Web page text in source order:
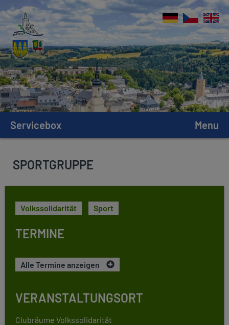
Servicebox Menu
SPORTGRUPPE
Volkssolidarität Sport
TERMINE
Alle Termine anzeigen
VERANSTALTUNGSORT
Clubräume Volkssolidarität